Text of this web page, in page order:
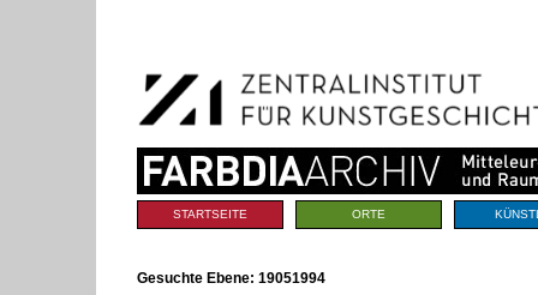
Navigation
Sektionen
STARTSEITE ORTE
Gesuchte Ebene: 19051994